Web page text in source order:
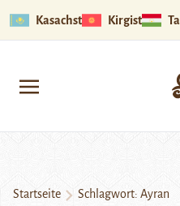
Kasachstan Kirgistan
Startseite Schlagwort: Ayran